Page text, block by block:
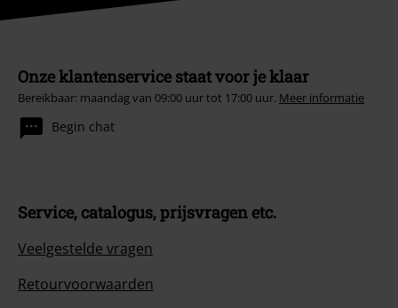
Onze klantenservice staat voor je klaar
Bereikbaar: maandag van 09:00 uur tot 17:00 uur. Meer informatie
Begin chat
Service, catalogus, prijsvragen etc.
Veelgestelde vragen
Retourvoorwaarden